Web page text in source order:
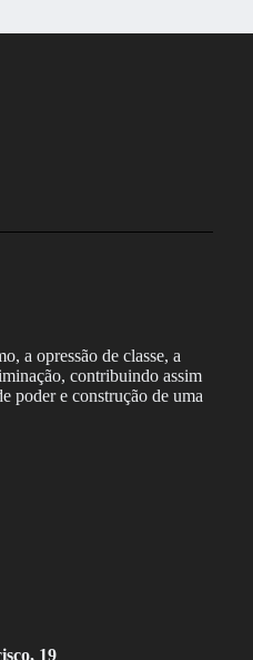
a opressão de classe, a
contribuindo assim
poder e construção de uma
19